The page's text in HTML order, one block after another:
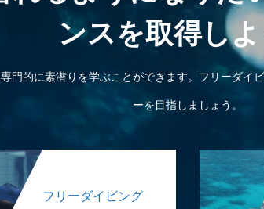
ンスを取得し
門的に素潜りを学ぶことができます。フリーダ
ーを目指しましょう。
フリーダイビング